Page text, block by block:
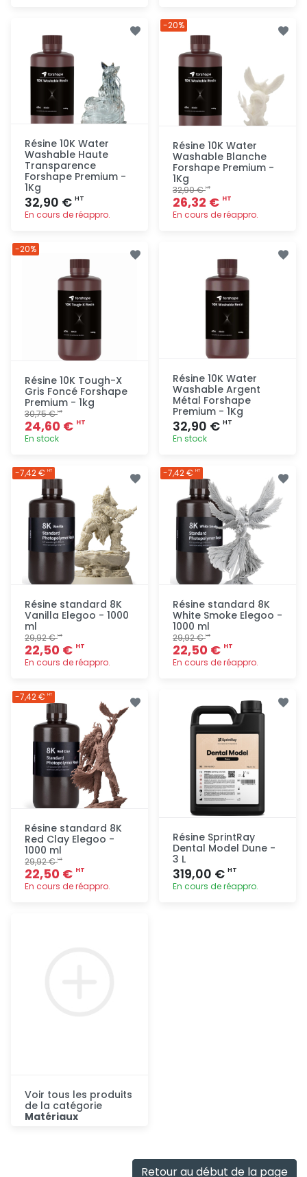
Résine 10K Water
Washable Haute
Transparence
Forshape Premium -
1Kg
32,90 € HT
En cours de réappro.
rapide
Résine 10K Water
Washable Blanche
Forshape Premium -
1Kg
32,90 €HT
26,32 € HT
En cours de réappro.
rapide
-20%
Résine 10K Tough-X
Gris Foncé Forshape
Premium - 1kg
30,75 €HT
24,60 € HT
En stock
-20%
Résine 10K Water
Washable Argent
Métal Forshape
Premium - 1Kg
32,90 € HT
En stock
Résine standard 8K
Vanilla Elegoo - 1000
ml
29,92 €HT
22,50 € HT
En cours de réappro.
rapide
-7,42 € HT
Résine standard 8K
White Smoke Elegoo -
1000 ml
29,92 €HT
22,50 € HT
En cours de réappro.
rapide
-7,42 € HT
Résine standard 8K
Red Clay Elegoo -
1000 ml
29,92 €HT
22,50 € HT
En cours de réappro.
-7,42 € HT
Résine SprintRay
Dental Model Dune -
3 L
319,00 € HT
En cours de réappro.
Voir tous les produits
de la catégorie
Matériaux
Retour au début de la page